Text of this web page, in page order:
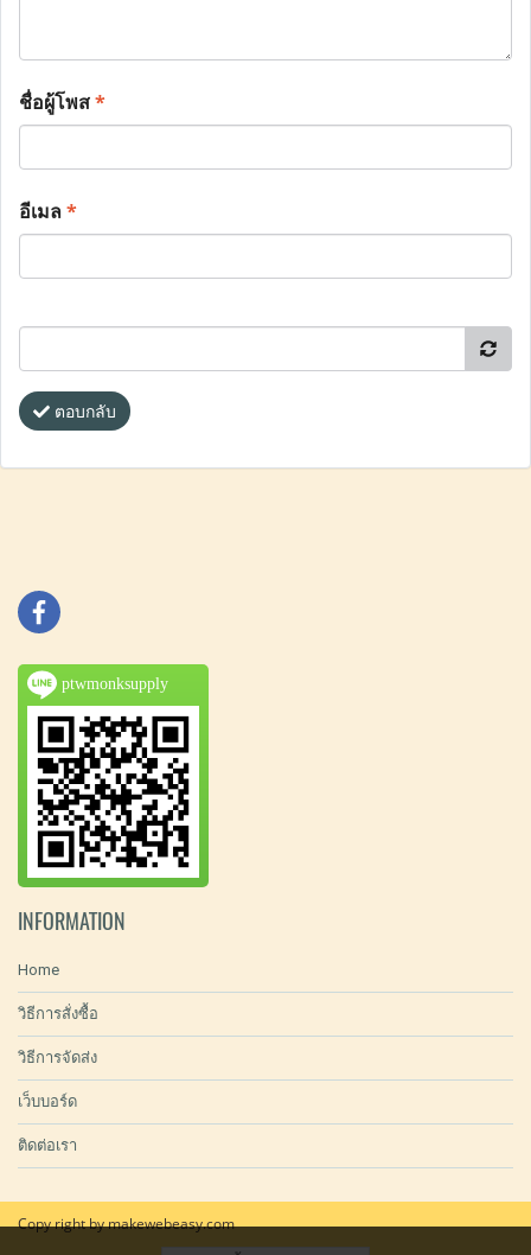
ชื่อผู้โพส*
อีเมล*
ตอบกลับ
ptwmonksupply
INFORMATION
Home
วิธีการสั่งซื้อ
วิธีการจัดส่ง
เว็บบอร์ด
ติดต่อเรา
Copy right by makewebeasy.com